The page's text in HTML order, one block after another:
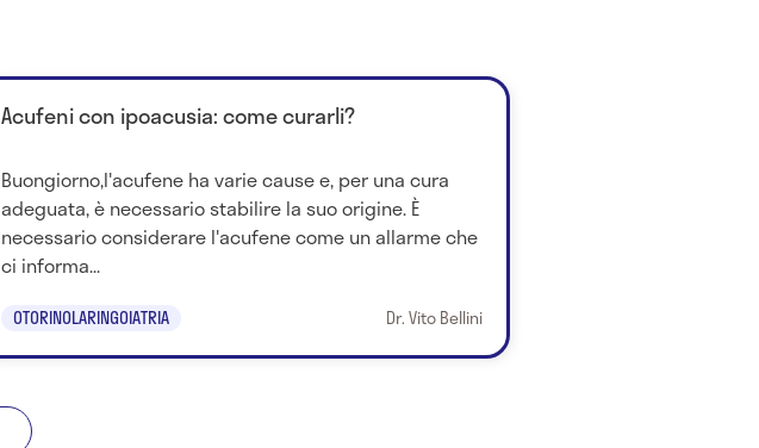
Acufeni con ipoacusia: come curarli?
Buongiorno,l'acufene ha varie cause e, per una cura
adeguata, è necessario stabilire la suo origine. È
necessario considerare l'acufene come un allarme che
ci informa...
OTORINOLARINGOIATRIA Dr. Vito Bellini